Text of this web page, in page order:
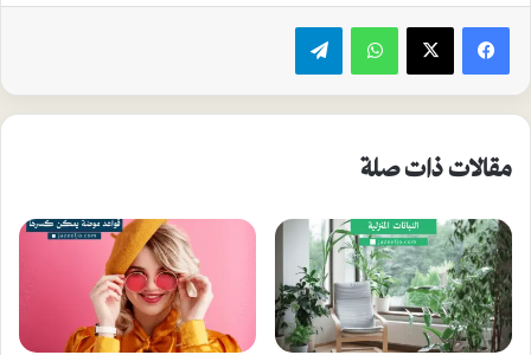
واتسابتيلقرام
مقالات ذات صلة